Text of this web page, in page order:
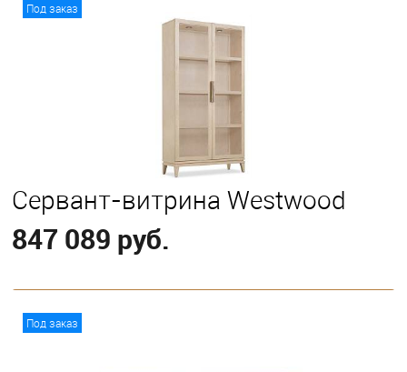
Под заказ
Сервант-витрина Westwood
847 089 руб.
Под заказ